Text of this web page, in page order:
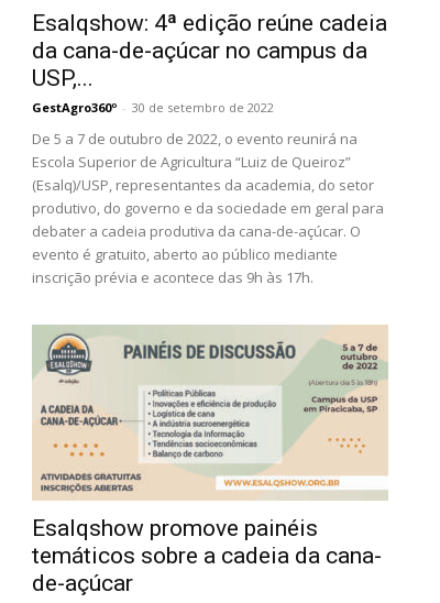
Esalqshow: 4ª edição reúne cadeia
da cana-de-açúcar no campus da
USP,...
GestAgro360º - 30 de setembro de 2022
De 5 a 7 de outubro de 2022, o evento reunirá na
Escola Superior de Agricultura “Luiz de Queiroz”
(Esalq)/USP, representantes da academia, do setor
produtivo, do governo e da sociedade em geral para
debater a cadeia produtiva da cana-de-açúcar. O
evento é gratuito, aberto ao público mediante
inscrição prévia e acontece das 9h às 17h.
Esalqshow promove painéis
temáticos sobre a cadeia da cana-
de-açúcar